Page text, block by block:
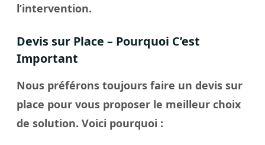
l’intervention.
Devis sur Place – Pourquoi C’est
Important
Nous préférons toujours faire un devis sur
place pour vous proposer le meilleur choix
de solution. Voici pourquoi :